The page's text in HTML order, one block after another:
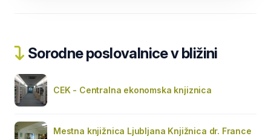
Sorodne poslovalnice v bližini
CEK - Centralna ekonomska knjiznica
Mestna knjižnica Ljubljana Knjižnica dr. France